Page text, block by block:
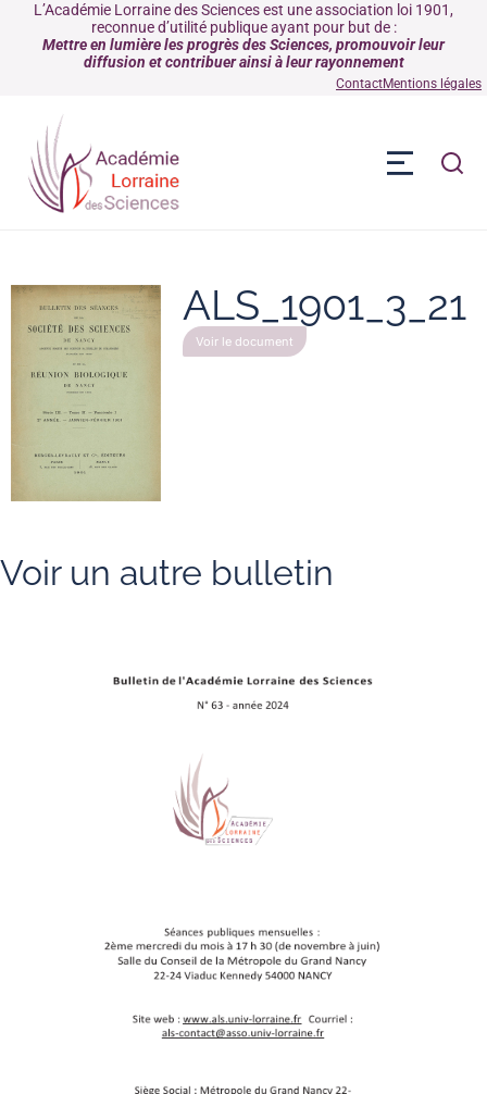
L’Académie Lorraine des Sciences est une association loi 1901,
reconnue d’utilité publique ayant pour but de :
Mettre en lumière les progrès des Sciences, promouvoir leur
diffusion et contribuer ainsi à leur rayonnement
ContactMentions légales
ALS_1901_3_21
Voir le document
Voir un autre bulletin